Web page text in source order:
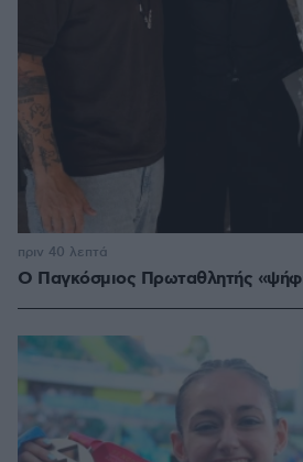
Ο Παγκόσμιος Πρωταθλητής
πριν 40 λεπτά